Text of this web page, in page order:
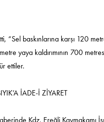
“Sel baskınlarına karşı 120
yaya kaldırımının 700
ettiler.
İADE-İ ZİYARET
Kdz. Ereğli Kaymakamı